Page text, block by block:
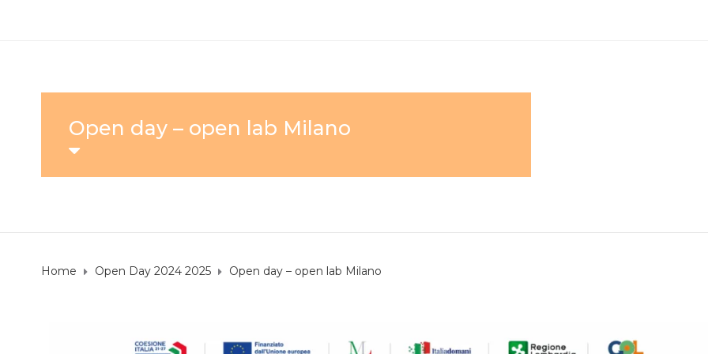
Open day – open lab Milano
Home Open Day 2024 2025 Open day – open lab Milano